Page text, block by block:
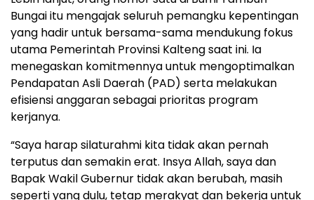
Bungai itu mengajak seluruh pemangku kepentingan
yang hadir untuk bersama-sama mendukung fokus
utama Pemerintah Provinsi Kalteng saat ini. Ia
menegaskan komitmennya untuk mengoptimalkan
Pendapatan Asli Daerah (PAD) serta melakukan
efisiensi anggaran sebagai prioritas program
kerjanya.
“Saya harap silaturahmi kita tidak akan pernah
terputus dan semakin erat. Insya Allah, saya dan
Bapak Wakil Gubernur tidak akan berubah, masih
seperti yang dulu, tetap merakyat dan bekerja untuk